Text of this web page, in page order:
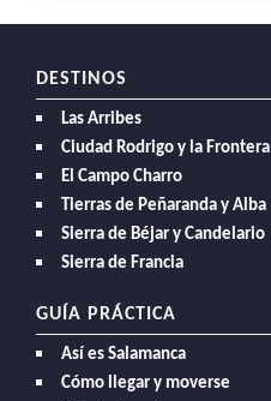
DESTINOS
Las Arribes
Ciudad Rodrigo y la Frontera
El Campo Charro
Tierras de Peñaranda y Alba
Sierra de Béjar y Candelario
Sierra de Francia
GUÍA PRÁCTICA
Así es Salamanca
Cómo llegar y moverse